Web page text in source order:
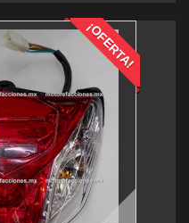
¡OFERTA!